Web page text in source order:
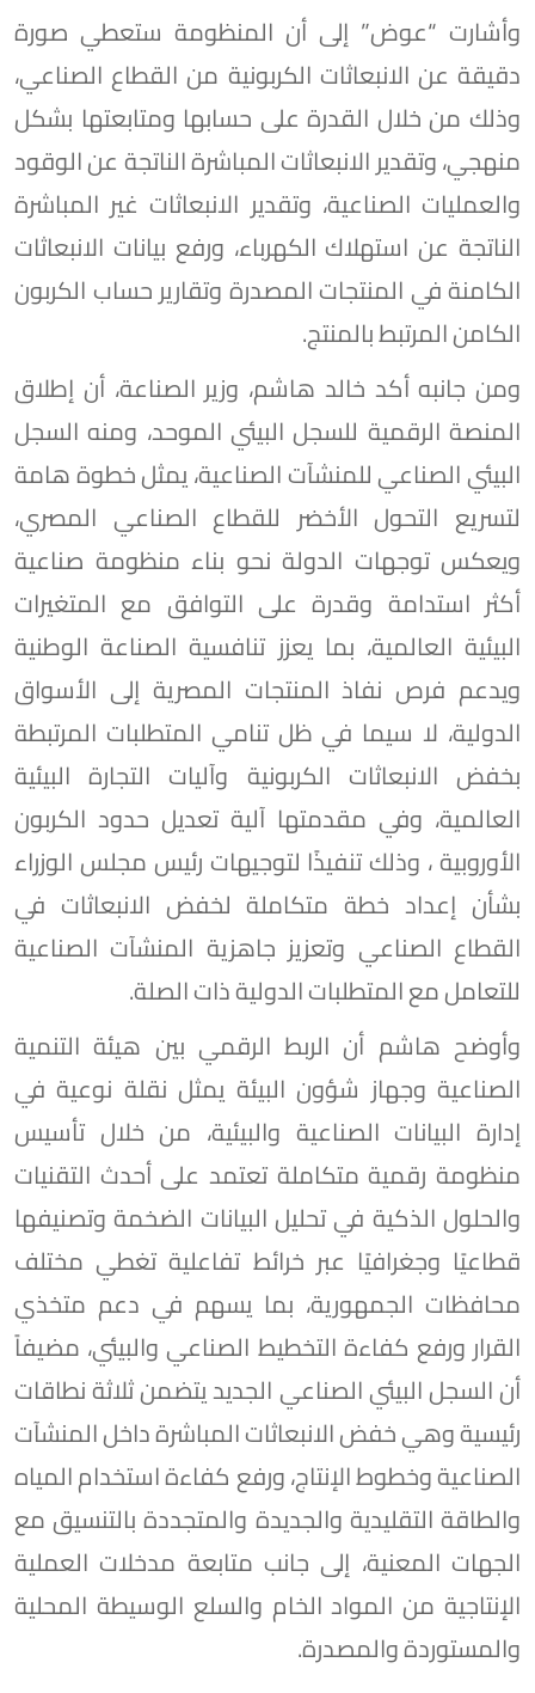
وأشارت “عوض” إلى أن المنظومة ستعطي صورة
دقيقة عن الانبعاثات الكربونية من القطاع الصناعي،
وذلك من خلال القدرة على حسابها ومتابعتها بشكل
منهجي، وتقدير الانبعاثات المباشرة الناتجة عن الوقود
والعمليات الصناعية، وتقدير الانبعاثات غير المباشرة
الناتجة عن استهلاك الكهرباء، ورفع بيانات الانبعاثات
الكامنة في المنتجات المصدرة وتقارير حساب الكربون
الكامن المرتبط بالمنتج.
ومن جانبه أكد خالد هاشم، وزير الصناعة، أن إطلاق
المنصة الرقمية للسجل البيئي الموحد، ومنه السجل
البيئي الصناعي للمنشآت الصناعية، يمثل خطوة هامة
لتسريع التحول الأخضر للقطاع الصناعي المصري،
ويعكس توجهات الدولة نحو بناء منظومة صناعية
أكثر استدامة وقدرة على التوافق مع المتغيرات
البيئية العالمية، بما يعزز تنافسية الصناعة الوطنية
ويدعم فرص نفاذ المنتجات المصرية إلى الأسواق
الدولية، لا سيما في ظل تنامي المتطلبات المرتبطة
بخفض الانبعاثات الكربونية وآليات التجارة البيئية
العالمية، وفي مقدمتها آلية تعديل حدود الكربون
الأوروبية ، وذلك تنفيذًا لتوجيهات رئيس مجلس الوزراء
بشأن إعداد خطة متكاملة لخفض الانبعاثات في
القطاع الصناعي وتعزيز جاهزية المنشآت الصناعية
للتعامل مع المتطلبات الدولية ذات الصلة.
وأوضح هاشم أن الربط الرقمي بين هيئة التنمية
الصناعية وجهاز شؤون البيئة يمثل نقلة نوعية في
إدارة البيانات الصناعية والبيئية، من خلال تأسيس
منظومة رقمية متكاملة تعتمد على أحدث التقنيات
والحلول الذكية في تحليل البيانات الضخمة وتصنيفها
قطاعيًا وجغرافيًا عبر خرائط تفاعلية تغطي مختلف
محافظات الجمهورية، بما يسهم في دعم متخذي
القرار ورفع كفاءة التخطيط الصناعي والبيئي، مضيفاً
أن السجل البيئي الصناعي الجديد يتضمن ثلاثة نطاقات
رئيسية وهي خفض الانبعاثات المباشرة داخل المنشآت
الصناعية وخطوط الإنتاج، ورفع كفاءة استخدام المياه
والطاقة التقليدية والجديدة والمتجددة بالتنسيق مع
الجهات المعنية، إلى جانب متابعة مدخلات العملية
الإنتاجية من المواد الخام والسلع الوسيطة المحلية
والمستوردة والمصدرة.